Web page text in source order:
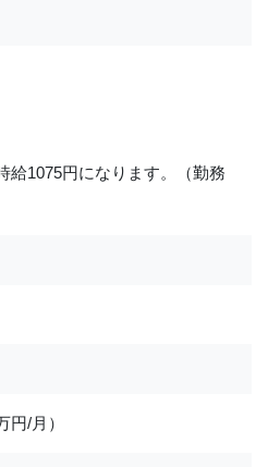
給1075円になります。（勤務
/月）